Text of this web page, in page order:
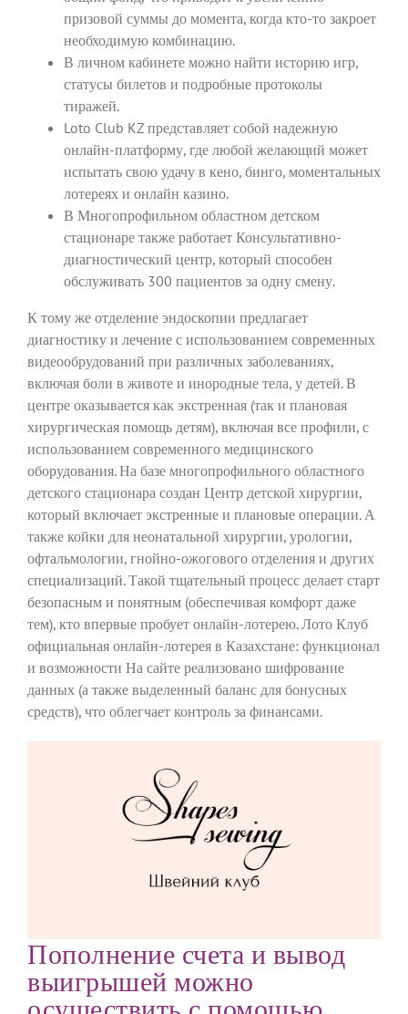
призовой суммы до момента, когда кто-то закроет
необходимую комбинацию.
В личном кабинете можно найти историю игр,
статусы билетов и подробные протоколы
тиражей.
Loto Club KZ представляет собой надежную
онлайн-платформу, где любой желающий может
испытать свою удачу в кено, бинго, моментальных
лотереях и онлайн казино.
В Многопрофильном областном детском
стационаре также работает Консультативно-
диагностический центр, который способен
обслуживать 300 пациентов за одну смену.
К тому же отделение эндоскопии предлагает
диагностику и лечение с использованием современных
видеообрудований при различных заболеваниях,
включая боли в животе и инородные тела, у детей. В
центре оказывается как экстренная (так и плановая
хирургическая помощь детям), включая все профили, с
использованием современного медицинского
оборудования. На базе многопрофильного областного
детского стационара создан Центр детской хирургии,
который включает экстренные и плановые операции. А
также койки для неонатальной хирургии, урологии,
офтальмологии, гнойно-ожогового отделения и других
специализаций. Такой тщательный процесс делает старт
безопасным и понятным (обеспечивая комфорт даже
тем), кто впервые пробует онлайн-лотерею. Лото Клуб
официальная онлайн-лотерея в Казахстане: функционал
и возможности На сайте реализовано шифрование
данных (а также выделенный баланс для бонусных
средств), что облегчает контроль за финансами.
Пополнение счета и вывод
выигрышей можно